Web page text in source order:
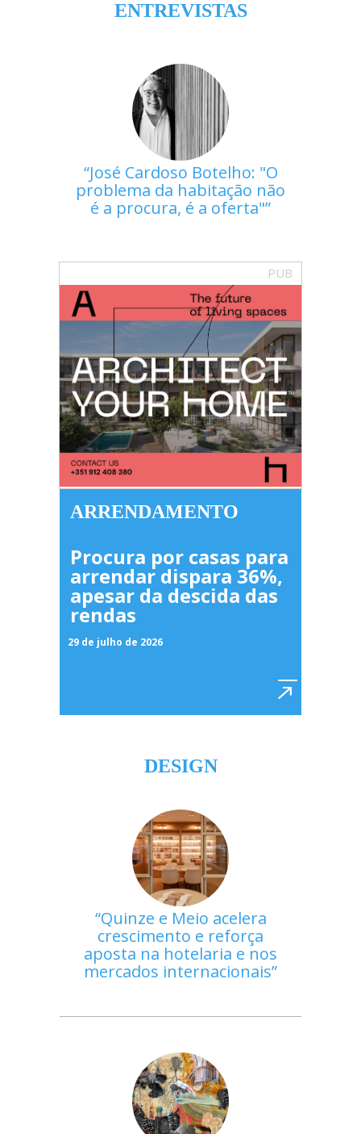
ENTREVISTAS
José Cardoso Botelho: "O
problema da habitação não
é a procura, é a oferta"
PUB
ARRENDAMENTO
Procura por casas para
arrendar dispara 36%,
apesar da descida das
rendas
29 de julho de 2026
DESIGN
Quinze e Meio acelera
crescimento e reforça
aposta na hotelaria e nos
mercados internacionais